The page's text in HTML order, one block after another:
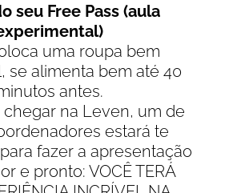
seu Free Pass (aula
uma roupa bem
se alimenta bem até 40
antes.
na Leven, um de
estará te
fazer a apresentação
e pronto: VOCÊ TERÁ